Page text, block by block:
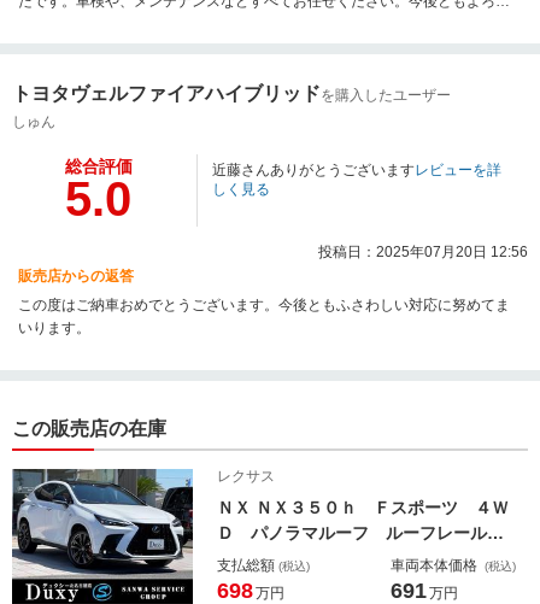
トヨタヴェルファイアハイブリッドを購入したユーザー
しゅん
総合評価
5.0
近藤さんありがとうございますレビューを詳
しく見る
投稿日：2025年07月20日 12:56
販売店からの返答
この度はご納車おめでとうございます。今後ともふさわしい対応に努めてま
いります。
この販売店の在庫
レクサス
ＮＸ ＮＸ３５０ｈ Ｆスポーツ ４Ｗ
Ｄ パノラマルーフ ルーフレール
デジタルインナーミラー オレンジキ
ャリパー 後席電動格納シート ＡＣ
支払総額 (税込)
698万円
車両本体価格 (税込)
691万円